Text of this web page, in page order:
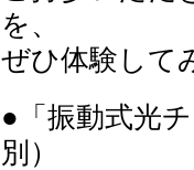
を、
ぜひ体験して
●「振動式光
別）